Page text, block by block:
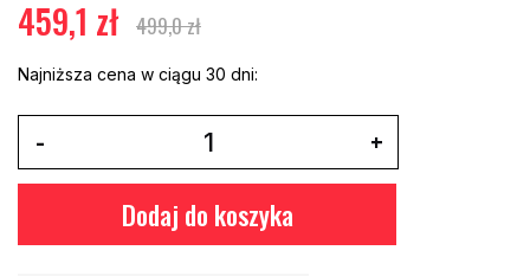
459,1 zł 499,0 zł
Najniższa cena w ciągu 30 dni:
Dodaj do koszyka